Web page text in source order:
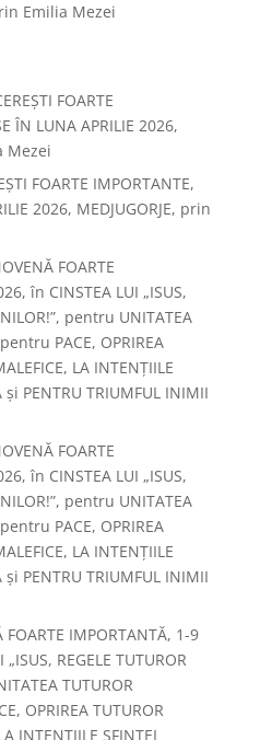
Emilia Mezei
FOARTE
ÎN LUNA APRILIE 2026,
Mezei
FOARTE IMPORTANTE,
2026, MEDJUGORJE, prin
FOARTE
în CINSTEA LUI „ISUS,
pentru UNITATEA
PACE, OPRIREA
LA INTENȚIILE
și PENTRU TRIUMFUL INIMII
FOARTE
în CINSTEA LUI „ISUS,
pentru UNITATEA
PACE, OPRIREA
LA INTENȚIILE
și PENTRU TRIUMFUL INIMII
FOARTE IMPORTANTĂ, 1-9
REGELE TUTUROR
TUTUROR
OPRIREA TUTUROR
INTENȚIILE SFINTEI